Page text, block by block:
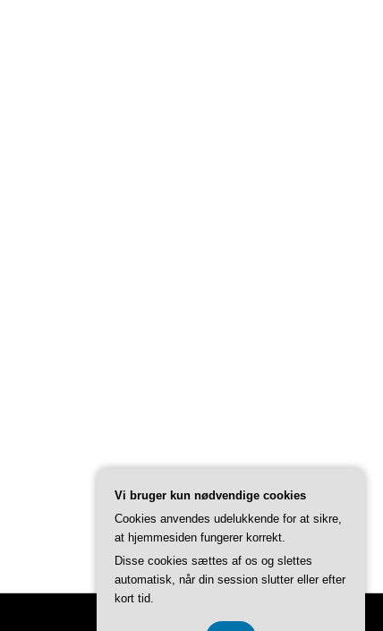
Vi bruger kun nødvendige cookies
Cookies anvendes udelukkende for at sikre,
at hjemmesiden fungerer korrekt.
Disse cookies sættes af os og slettes
automatisk, når din session slutter eller efter
kort tid.